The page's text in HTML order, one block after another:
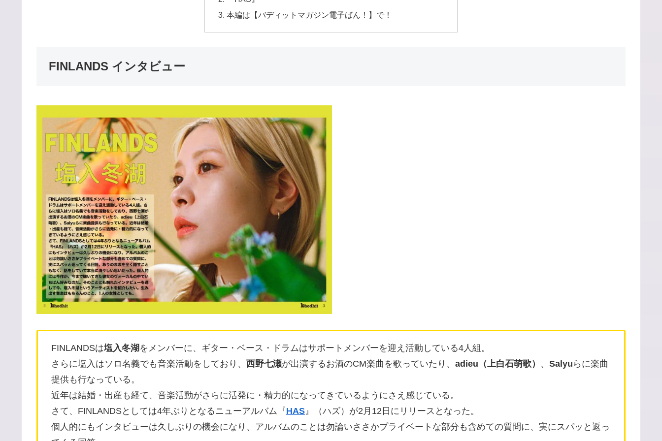
本編は【バディットマガジン電子ばん！】で！
FINLANDS インタビュー
FINLANDSは塩入冬湖 をメンバーに、ギター・ベース・ドラムはサポートメンバーを迎え活動している4人組。
さらに塩入はソロ名義でも音楽活動をしており、 西野七瀬が出演するお酒のCM楽曲を歌っていたり、 adieu（上白石萌歌） 、 Salyu らに楽曲
提供も行なっている。
近年は結婚・出産も経て、音楽活動がさらに活発に・精力的になってきているようにさえ感じている。
さて、FINLANDSとしては4年ぶりとなるニューアルバム『HAS』（ハズ）が2月12日にリリースとなった。
個人的にもインタビューは久しぶりの機会になり、アルバムのことは勿論いささかプライベートな部分も含めての質問に、実にスパッと返っ